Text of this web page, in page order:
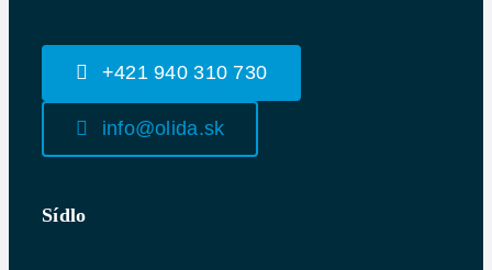
+421 940 310 730
info@olida.sk
Sídlo